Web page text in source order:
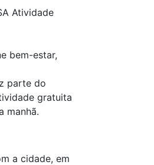
Atividade
bem-estar,
parte do
gratuita
manhã.
a cidade, em